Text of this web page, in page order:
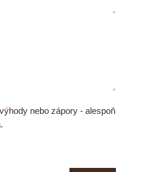
nebo zápory - alespoň